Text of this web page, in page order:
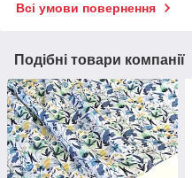
Всі умови повернення
Подібні товари компанії